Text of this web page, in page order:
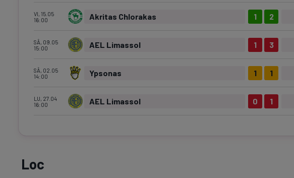
VI, 15.05
16:00
Akritas Chlorakas 1 2
SÂ, 09.05
15:00
AEL Limassol 1 3
SÂ, 02.05
14:00
Ypsonas 1 1
LU, 27.04
16:00
AEL Limassol 0 1
Loc